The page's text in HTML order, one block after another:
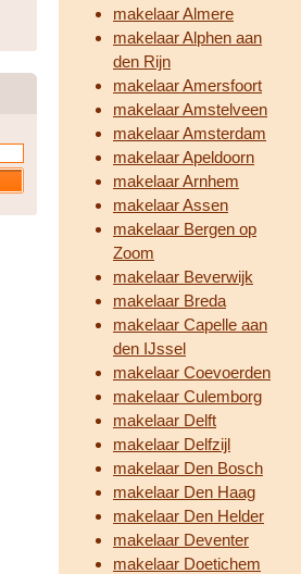
makelaar Almere
makelaar Alphen aan
den Rijn
makelaar Amersfoort
makelaar Amstelveen
makelaar Amsterdam
makelaar Apeldoorn
makelaar Arnhem
makelaar Assen
makelaar Bergen op
Zoom
makelaar Beverwijk
makelaar Breda
makelaar Capelle aan
den IJssel
makelaar Coevoerden
makelaar Culemborg
makelaar Delft
makelaar Delfzijl
makelaar Den Bosch
makelaar Den Haag
makelaar Den Helder
makelaar Deventer
makelaar Doetichem